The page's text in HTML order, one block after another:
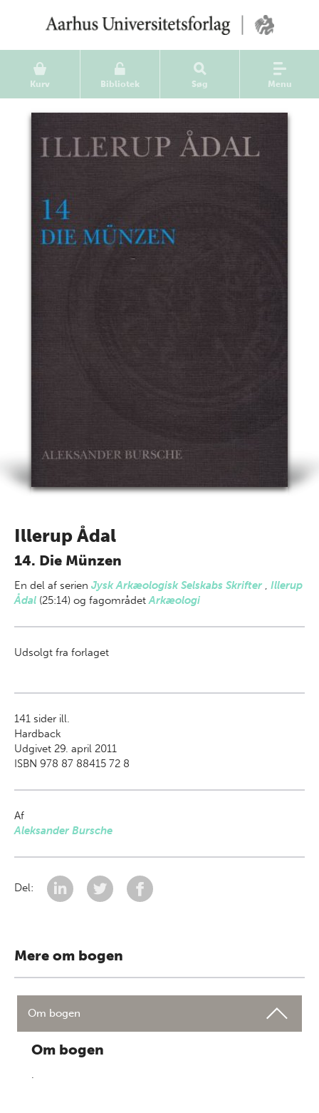
Kurv Bibliotek Søg Menu
Illerup Ådal
14. Die Münzen
En del af serien Jysk Arkæologisk Selskabs Skrifter , Illerup
Ådal (25:14) og fagområdetArkæologi
Udsolgt fra forlaget
141 sider ill.
Hardback
Udgivet 29. april 2011
ISBN 978 87 88415 72 8
Af
Aleksander Bursche
Del:
Mere om bogen
Om bogen
Om bogen
.